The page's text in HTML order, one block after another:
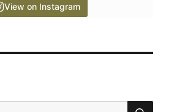
View on Instagram